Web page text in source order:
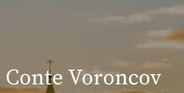
Voroncov